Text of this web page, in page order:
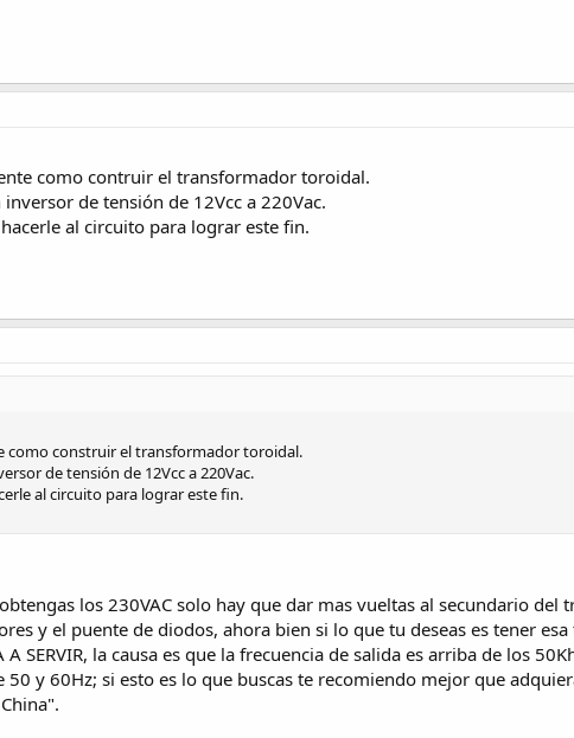
como contruir el transformador toroidal.
de tensión de 12Vcc a 220Vac.
al circuito para lograr este fin.
como construir el transformador toroidal.
de tensión de 12Vcc a 220Vac.
al circuito para lograr este fin.
los 230VAC solo hay que dar mas vueltas al secundario
y el puente de diodos, ahora bien si lo que tu deseas es tener
A SERVIR, la causa es que la frecuencia de salida es arriba de los
y 60Hz; si esto es lo que buscas te recomiendo mejor que